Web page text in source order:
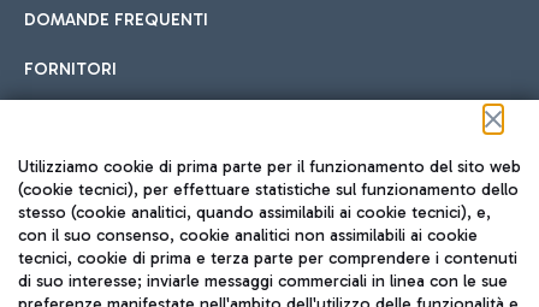
DOMANDE FREQUENTI
FORNITORI
Seguici sui social
TRAVEL JOURNAL
Utilizziamo cookie di prima parte per il funzionamento del sito web
(cookie tecnici), per effettuare statistiche sul funzionamento dello
stesso (cookie analitici, quando assimilabili ai cookie tecnici), e,
con il suo consenso, cookie analitici non assimilabili ai cookie
tecnici, cookie di prima e terza parte per comprendere i contenuti
di suo interesse; inviarle messaggi commerciali in linea con le sue